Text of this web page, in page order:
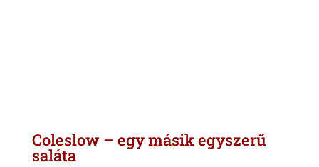
Coleslow – egy másik egyszerű
saláta